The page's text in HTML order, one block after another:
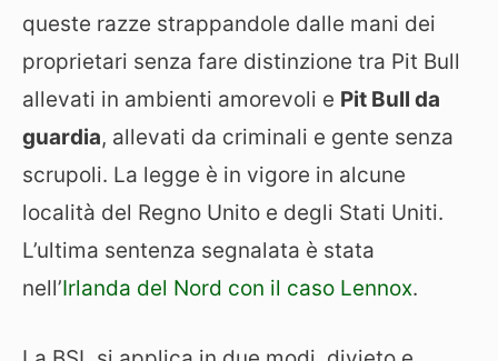
queste razze strappandole dalle mani dei
proprietari senza fare distinzione tra Pit Bull
allevati in ambienti amorevoli e Pit Bull da
guardia, allevati da criminali e gente senza
scrupoli. La legge è in vigore in alcune
località del Regno Unito e degli Stati Uniti.
L’ultima sentenza segnalata è stata
nell’Irlanda del Nord con il caso Lennox.